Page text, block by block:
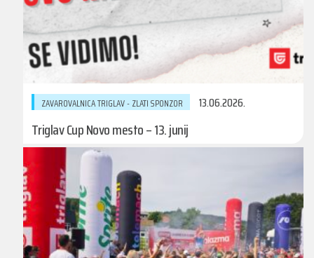
ZAVAROVALNICA TRIGLAV - ZLATI SPONZOR 13.06.2026.
Triglav Cup Novo mesto – 13. junij